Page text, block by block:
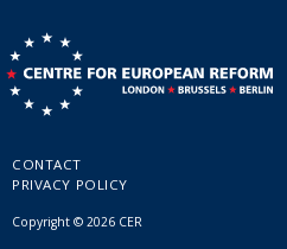
CONTACT
PRIVACY POLICY
Copyright © 2026 CER